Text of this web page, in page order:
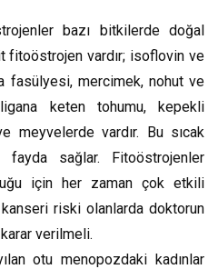
bazı bitkilerde doğal
fitoöstrojen vardır; isoflovin ve
fasülyesi, mercimek, nohut ve
keten tohumu, kepekli
meyvelerde vardır. Bu sıcak
fayda sağlar. Fitoöstrojenler
için her zaman çok etkili
riski olanlarda doktorun
verilmeli.
otu menopozdaki kadınlar